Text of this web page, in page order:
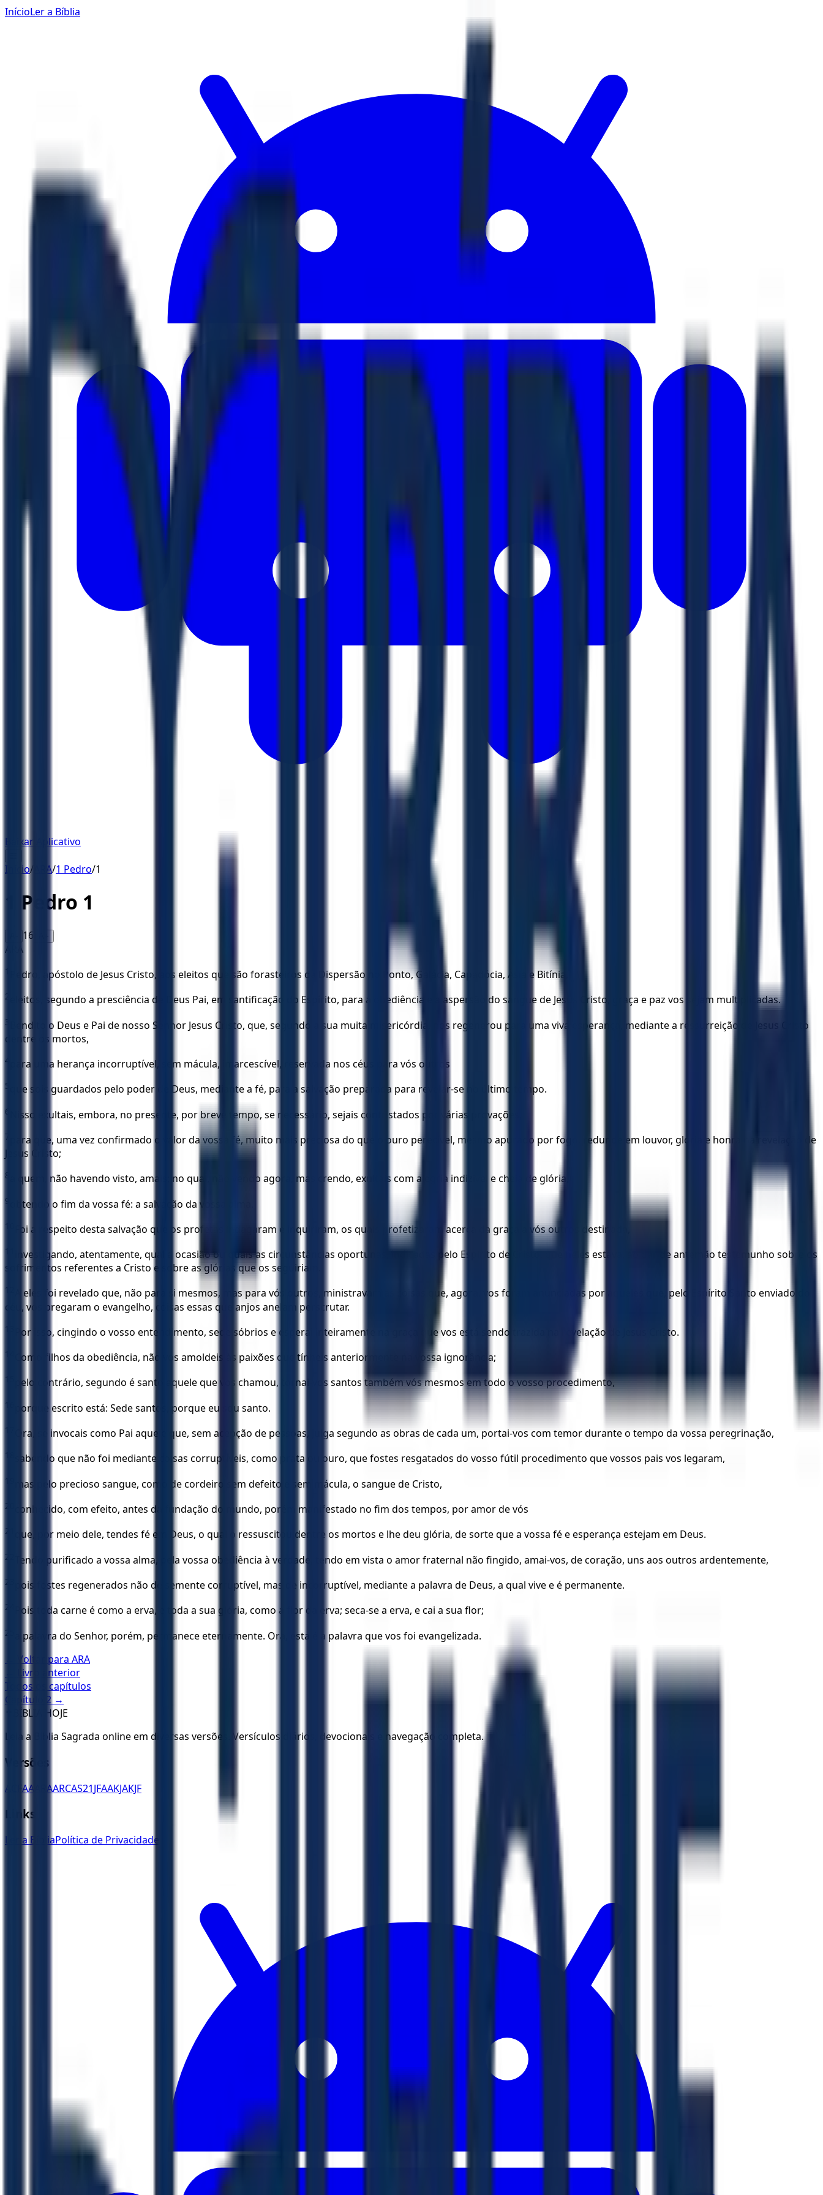
InícioLer a Bíblia
Baixar Aplicativo
Início/ ARA/1 Pedro/1
1 Pedro 1
16 A+
ARA
1 Pedro, apóstolo de Jesus Cristo, aos eleitos que são forasteiros da Dispersão no Ponto, Galácia, Capadócia, Ásia e Bitínia,
2 eleitos, segundo a presciência de Deus Pai, em santificação do Espírito, para a obediência e a aspersão do sangue de Jesus Cristo, graça e paz vos sejam multiplicadas.
3
Bendito o Deus e Pai de nosso Senhor Jesus Cristo, que, segundo a sua muita misericórdia, nos regenerou para uma viva esperança, mediante a ressurreição de Jesus Cristo
dentre os mortos,
4 para uma herança incorruptível, sem mácula, imarcescível, reservada nos céus para vós outros
5 que sois guardados pelo poder de Deus, mediante a fé, para a salvação preparada para revelar-se no último tempo.
6 Nisso exultais, embora, no presente, por breve tempo, se necessário, sejais contristados por várias provações,
7
para que, uma vez confirmado o valor da vossa fé, muito mais preciosa do que o ouro perecível, mesmo apurado por fogo, redunde em louvor, glória e honra na revelação de
Jesus Cristo;
8 a quem, não havendo visto, amais; no qual, não vendo agora, mas crendo, exultais com alegria indizível e cheia de glória,
9 obtendo o fim da vossa fé: a salvação da vossa alma.
10 Foi a respeito desta salvação que os profetas indagaram e inquiriram, os quais profetizaram acerca da graça a vós outros destinada,
11
investigando, atentamente, qual a ocasião ou quais as circunstâncias oportunas, indicadas pelo Espírito de Cristo, que neles estava, ao dar de antemão testemunho sobre os
sofrimentos referentes a Cristo e sobre as glórias que os seguiriam.
12
A eles foi revelado que, não para si mesmos, mas para vós outros, ministravam as coisas que, agora, vos foram anunciadas por aqueles que, pelo Espírito Santo enviado do
céu, vos pregaram o evangelho, coisas essas que anjos anelam perscrutar.
13 Por isso, cingindo o vosso entendimento, sede sóbrios e esperai inteiramente na graça que vos está sendo trazida na revelação de Jesus Cristo.
14 Como filhos da obediência, não vos amoldeis às paixões que tínheis anteriormente na vossa ignorância;
15 pelo contrário, segundo é santo aquele que vos chamou, tornai-vos santos também vós mesmos em todo o vosso procedimento,
16 porque escrito está: Sede santos, porque eu sou santo.
17 Ora, se invocais como Pai aquele que, sem acepção de pessoas, julga segundo as obras de cada um, portai-vos com temor durante o tempo da vossa peregrinação,
18 sabendo que não foi mediante coisas corruptíveis, como prata ou ouro, que fostes resgatados do vosso fútil procedimento que vossos pais vos legaram,
19 mas pelo precioso sangue, como de cordeiro sem defeito e sem mácula, o sangue de Cristo,
20 conhecido, com efeito, antes da fundação do mundo, porém manifestado no fim dos tempos, por amor de vós
21 que, por meio dele, tendes fé em Deus, o qual o ressuscitou dentre os mortos e lhe deu glória, de sorte que a vossa fé e esperança estejam em Deus.
22 Tendo purificado a vossa alma, pela vossa obediência à verdade, tendo em vista o amor fraternal não fingido, amai-vos, de coração, uns aos outros ardentemente,
23 pois fostes regenerados não de semente corruptível, mas de incorruptível, mediante a palavra de Deus, a qual vive e é permanente.
24 Pois toda carne é como a erva, e toda a sua glória, como a flor da erva; seca-se a erva, e cai a sua flor;
25
a palavra do Senhor, porém, permanece eternamente. Ora, esta é a palavra que vos foi evangelizada.
← Voltar para ARA
← Livro anterior
Todos os capítulos
Capítulo
2 →
BÍBLIA HOJE
Leia a Bíblia Sagrada online em diversas versões. Versículos diários, devocionais e navegação completa.
Versões
ACFAA ARAARCAS21JFAAKJAKJF
Links
Ler a BíbliaPolítica de Privacidade